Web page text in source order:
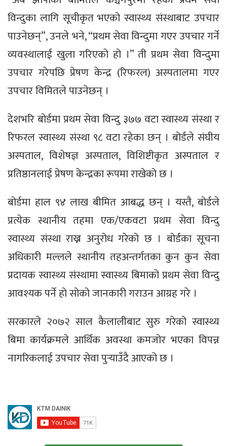
विन्दुका लागि सूचीकृत भएको स्वास्थ्य संस्थाबाट उपचार
पाउनेछन्”, उनले भने, “प्रथम सेवा विन्दुमा गएर उपचार गर्ने
व्यवस्थालाई खुला गरिएको हो ।” ती प्रथम सेवा विन्दुमा
उपचार गरेपछि प्रेषण केन्द्र (रिफरल) अस्पतालमा गएर
उपचार विमितले पाउनेछन् ।
देशभरि बोर्डमा प्रथम सेवा विन्दु ३७७ वटा स्वास्थ्य संस्था र
रिफरल स्वास्थ्य संस्था ९८ वटा रहेका छन् । बोर्डले संघीय
अस्पताल, विशेषज्ञ अस्पताल, विशिष्टीकृत अस्पताल र
प्रतिष्ठानलाई प्रेषण केन्द्रका रूपमा राखेको छ ।
बोर्डमा हाल ९४ लाख बीमित आबद्ध छन् । यस्तै, बोर्डले
प्रत्येक स्थानीय तहमा एक/एकवटा प्रथम सेवा विन्दु
स्वास्थ्य संस्था राख्न अनुरोध गरेको छ । बोर्डका सूचना
अधिकारी मल्लले स्थानीय तहअन्तर्गतका कुन कुन सेवा
प्रदायक स्वास्थ्य संस्थामा स्वास्थ्य बिमाको प्रथम सेवा विन्दु
आवश्यक पर्ने हो सोको जानकारी गराउन आग्रह गरे ।
सरकारले २०७२ साल कैलालीबाट सुरु गरेको स्वास्थ्य
बिमा कार्यक्रमले आर्थिक अवस्था कमजोर भएका विपन्न
नागरिकलाई उपचार सेवा पुर्‍याउँदै आएको छ ।